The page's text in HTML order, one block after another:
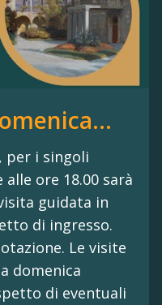
per i singoli
ore 18.00 sarà
guidata in
di ingresso.
Le visite
domenica
di eventuali